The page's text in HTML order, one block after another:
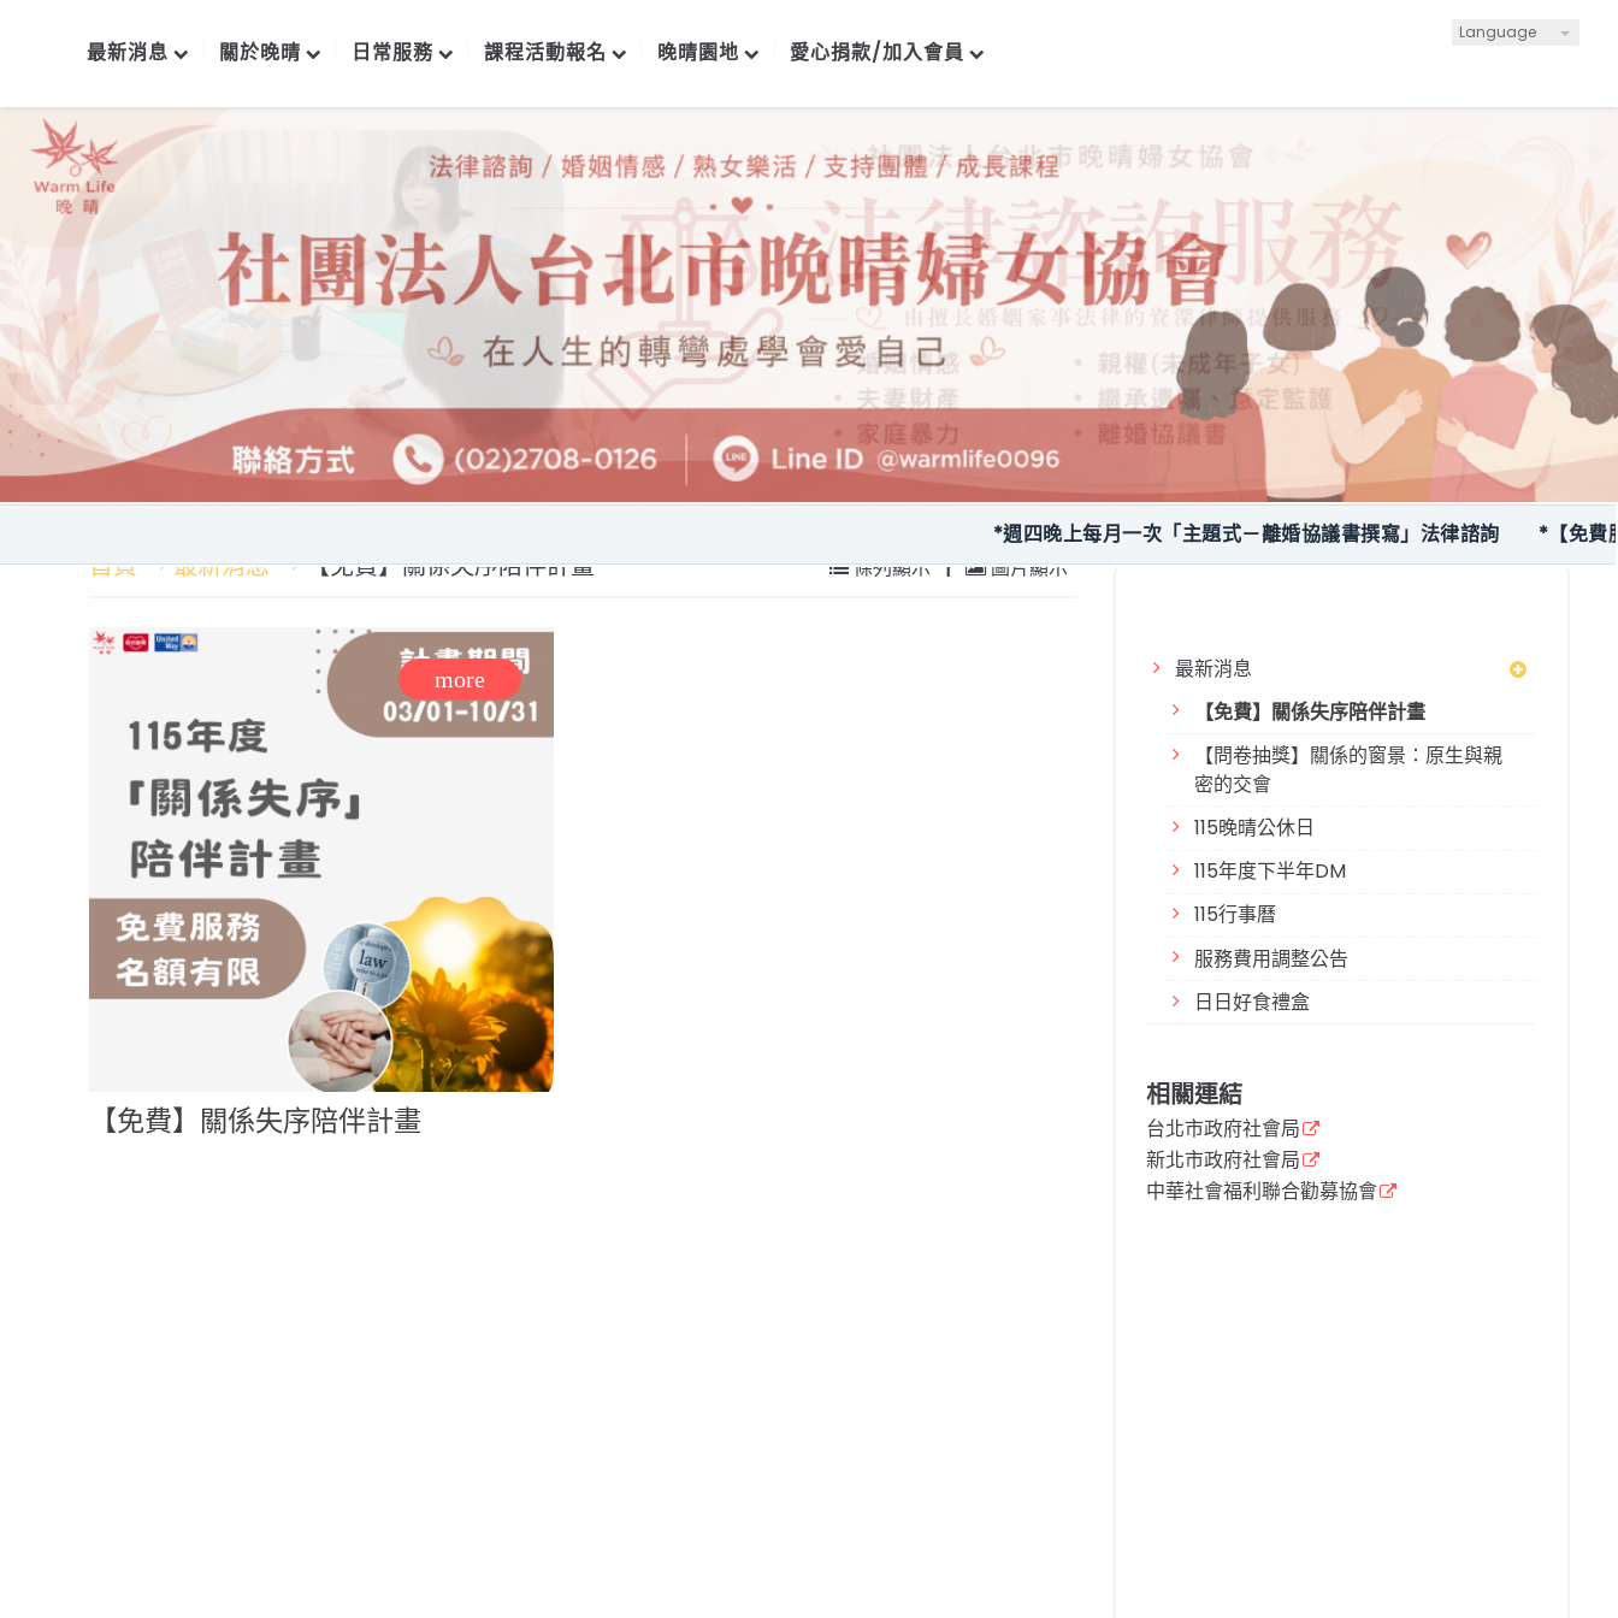
Language
最新消息 關於晚晴 日常服務 課程活動報名 晚晴園地 愛心捐款/加入會員
最新消息
【免費】關係失序陪伴計畫
【問卷抽獎】關係的窗景：原生與親
密的交會
115晚晴公休日
115年度下半年DM
115行事曆
服務費用調整公告
日日好食禮盒
相關連結
台北市政府社會局
新北市政府社會局
中華社會福利聯合勸募協會
*週四晚上每月一次「主題式－離婚協議書撰寫」法律諮詢 *【免費服務】
首頁 最新消息 【免費】關係失序陪伴計畫 條列顯示 | 圖片顯示
【免費】關係失序陪伴計畫